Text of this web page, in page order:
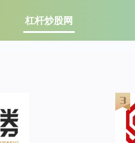
杠杆炒股网